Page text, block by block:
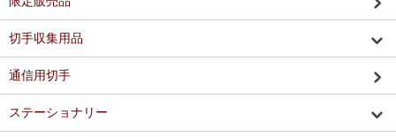
切手収集用品
通信用切手
ステーショナリー